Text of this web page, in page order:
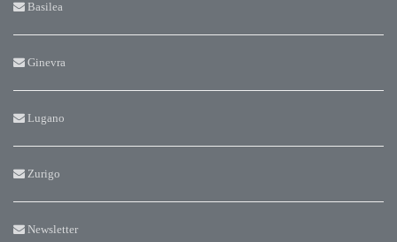
Basilea
Ginevra
Lugano
Zurigo
Newsletter